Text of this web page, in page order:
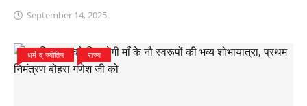
September 14, 2025
धर्म व् ज्योतिष राज्य